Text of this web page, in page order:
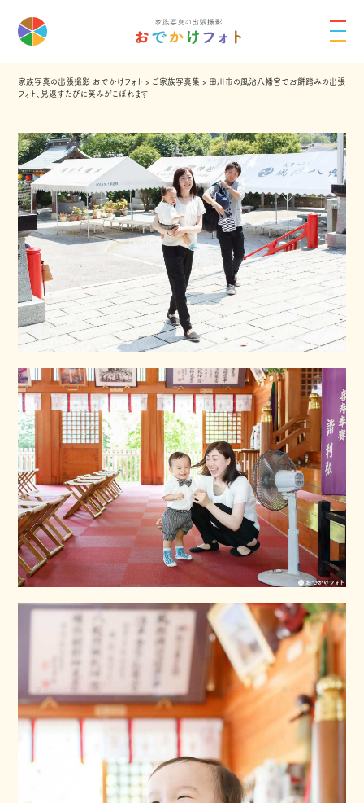
家族写真の出張撮影 おでかけフォト › ご家族写真集 › 田川市の風治八幡宮でお餅踏みの出張
フォト、見返すたびに笑みがこぼれます